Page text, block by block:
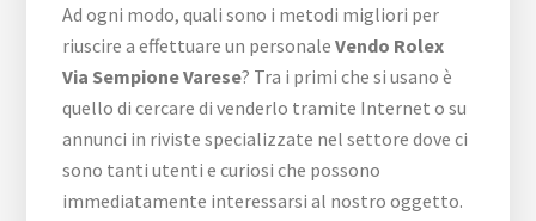
Ad ogni modo, quali sono i metodi migliori per
riuscire a effettuare un personaleVendo Rolex
Via Sempione Varese? Tra i primi che si usano è
quello di cercare di venderlo tramite Internet o su
annunci in riviste specializzate nel settore dove ci
sono tanti utenti e curiosi che possono
immediatamente interessarsi al nostro oggetto.